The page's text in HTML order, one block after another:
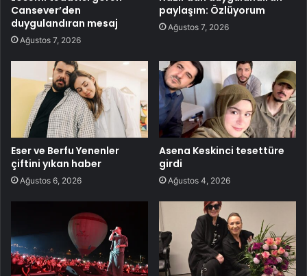
Cansever’den
duygulandıran mesaj
Ağustos 7, 2026
paylaşım: Özlüyorum
Ağustos 7, 2026
Eser ve Berfu Yenenler
çiftini yıkan haber
Ağustos 6, 2026
Asena Keskinci tesettüre
girdi
Ağustos 4, 2026